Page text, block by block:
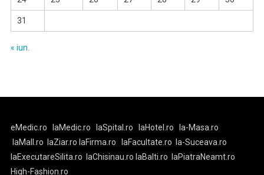
31
« iun.
eMedic.ro laMedic.ro laSpital.ro laHotel.ro
la-Masa.ro
laMall.ro
laZiar.ro laFirma.ro laFacultate.ro
la-Suceava.ro
laExecutareSilita.ro
laChisinau.ro laBalti.ro
laPiatraNeamt.ro
High-Fashion.ro